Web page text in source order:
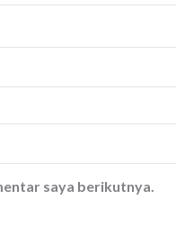
saya berikutnya.